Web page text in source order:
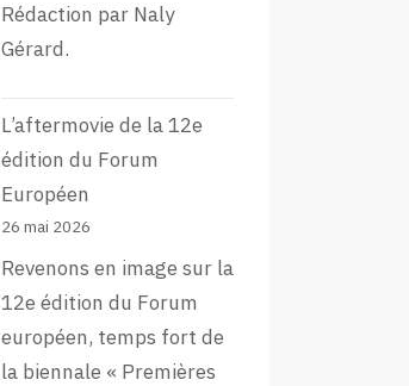
Rédaction par Naly
Gérard.
L’aftermovie de la 12e
édition du Forum
Européen
26 mai 2026
Revenons en image sur la
12e édition du Forum
européen, temps fort de
la biennale « Premières